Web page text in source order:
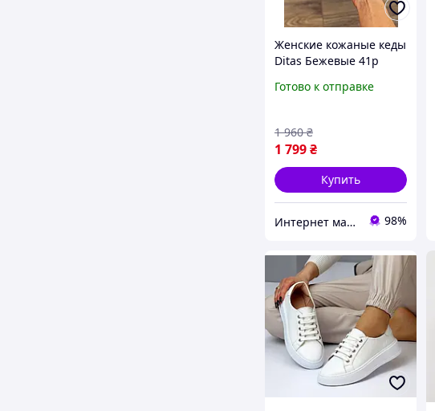
Женские кожаные кеды
Ditas Бежевые 41р
Готово к отправке
1 799₴
1 960 ₴
Купить
Интернет магазин спортивной обуви Shoes-Factory 98%